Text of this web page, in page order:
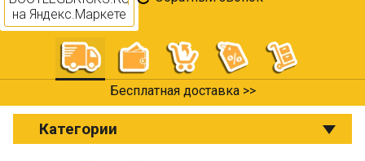
Бесплатная доставка >>
Категории